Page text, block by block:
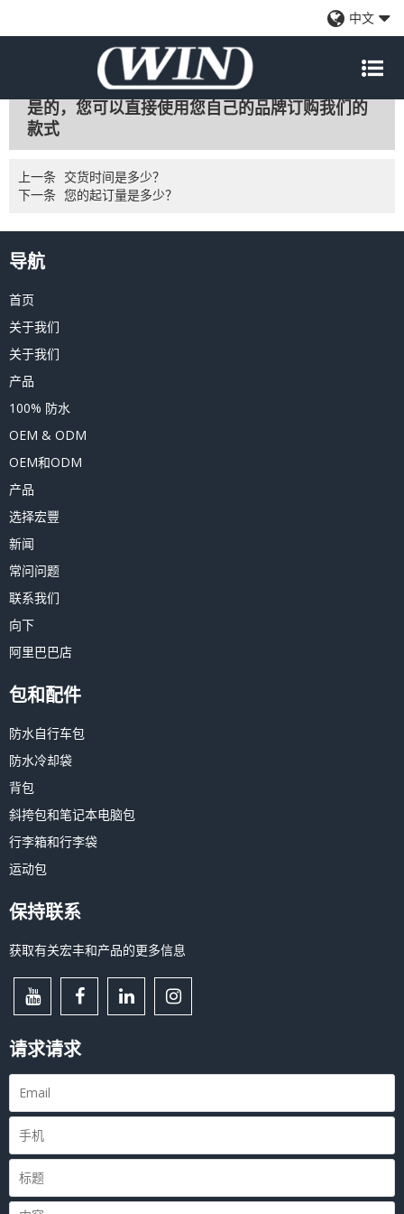
中文
EmailQzoneDouban
renren 2021/1/21
是的，您可以直接使用您自己的品牌订购我们的
款式
上一条 交货时间是多少？
下一条 您的起订量是多少？
导航
首页
关于我们
关于我们
产品
100% 防水
OEM & ODM
OEM和ODM
产品
选择宏豐
新闻
常问问题
联系我们
向下
阿里巴巴店
包和配件
防水自行车包
防水冷却袋
背包
斜挎包和笔记本电脑包
行李箱和行李袋
运动包
保持联系
获取有关宏丰和产品的更多信息
请求请求